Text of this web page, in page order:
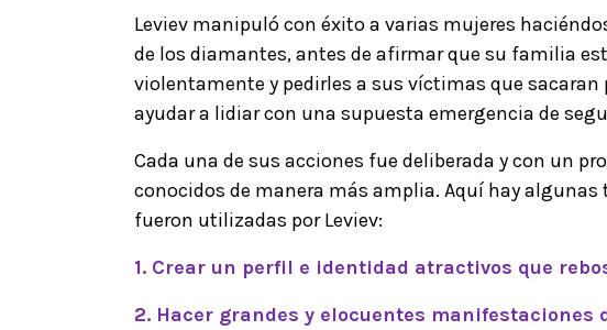
Leviev manipuló con éxito a varias mujeres
de los diamantes, antes de afirmar que su familia
violentamente y pedirles a sus víctimas que sacaran
ayudar a lidiar con una supuesta emergencia de
Cada una de sus acciones fue deliberada y con un
conocidos de manera más amplia. Aquí hay
fueron utilizadas por Leviev:
1. Crear un perfil e identidad atractivos que
2. Hacer grandes y elocuentes